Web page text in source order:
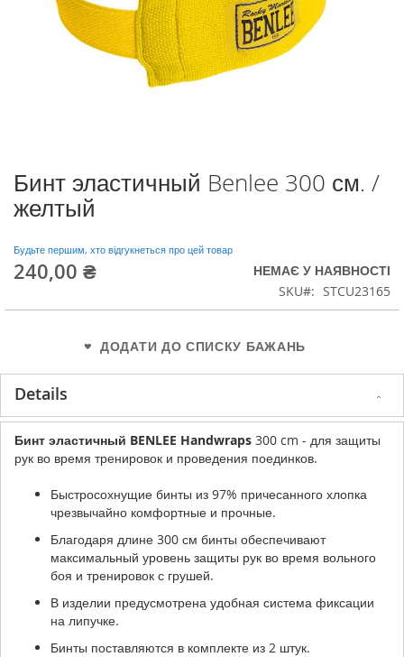
Перейти
до
початку
зображень
Бинт эластичный Benlee 300 см. /
желтый
Будьте першим, хто відгукнеться про цей товар
240,00 ₴
НЕМАЄ У НАЯВНОСТІ
SKU
STCU23165
ДОДАТИ ДО СПИСКУ БАЖАНЬ
Details
Бинт эластичный BENLEE Handwraps 300 cm - для защиты
рук во время тренировок и проведения поединков.
Быстросохнущие бинты из 97% причесанного хлопка
чрезвычайно комфортные и прочные.
Благодаря длине 300 см бинты обеспечивают
максимальный уровень защиты рук во время вольного
боя и тренировок с грушей.
В изделии предусмотрена удобная система фиксации
на липучке.
Бинты поставляются в комплекте из 2 штук.